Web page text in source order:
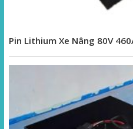
Pin Lithium Xe Nâng 80V